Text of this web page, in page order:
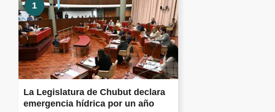
1
La Legislatura de Chubut declara
emergencia hídrica por un año